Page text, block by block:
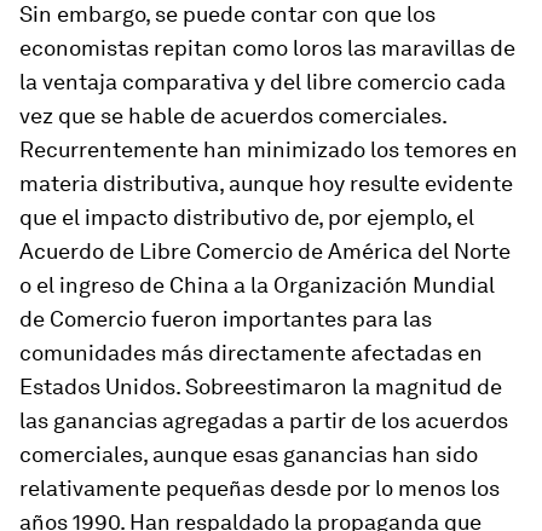
Sin embargo, se puede contar con que los
economistas repitan como loros las maravillas de
la ventaja comparativa y del libre comercio cada
vez que se hable de acuerdos comerciales.
Recurrentemente han minimizado los temores en
materia distributiva, aunque hoy resulte evidente
que el impacto distributivo de, por ejemplo, el
Acuerdo de Libre Comercio de América del Norte
o el ingreso de China a la Organización Mundial
de Comercio fueron importantes para las
comunidades más directamente afectadas en
Estados Unidos. Sobreestimaron la magnitud de
las ganancias agregadas a partir de los acuerdos
comerciales, aunque esas ganancias han sido
relativamente pequeñas desde por lo menos los
años 1990. Han respaldado la propaganda que